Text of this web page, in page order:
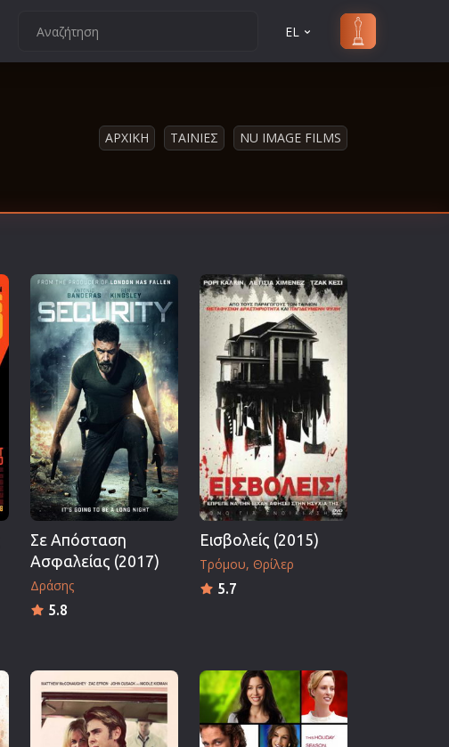
EL
ΑΡΧΙΚΗ ΤΑΙΝΙΕΣ NU IMAGE FILMS
Σε Απόσταση
Ασφαλείας (2017)
Δράσης
5.8
Εισβολείς (2015)
Τρόμου Θρίλερ
5.7